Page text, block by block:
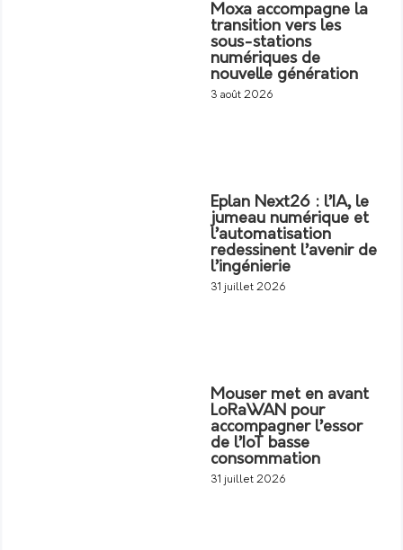
Moxa accompagne la
transition vers les
sous-stations
numériques de
nouvelle génération
3 août 2026
Eplan Next26 : l’IA, le
jumeau numérique et
l’automatisation
redessinent l’avenir de
l’ingénierie
31 juillet 2026
Mouser met en avant
LoRaWAN pour
accompagner l’essor
de l’IoT basse
consommation
31 juillet 2026